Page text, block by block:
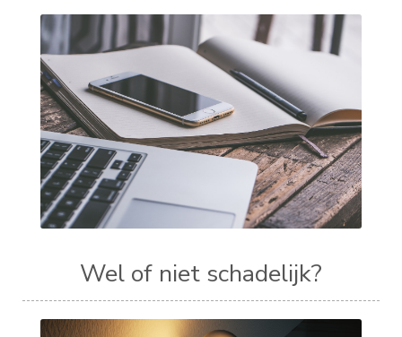
Wel of niet schadelijk?